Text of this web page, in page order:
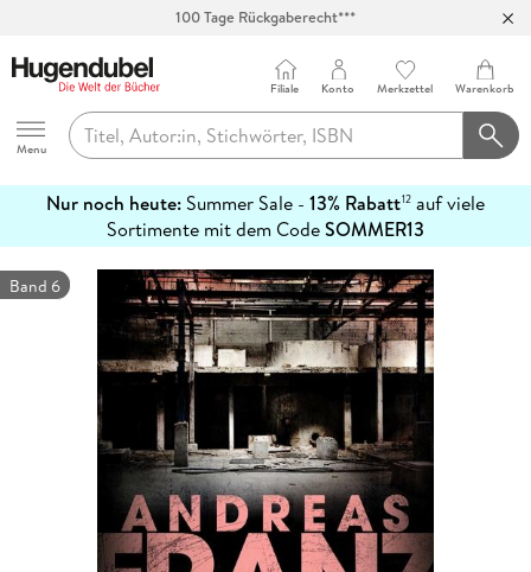
100 Tage Rückgaberecht***
Hugendubel
Menu
Filiale Konto Merkzettel Warenkorb
Nur noch heute: Summer Sale - 13% Rabatt12 auf viele
Sortimente mit dem CodeSOMMER13
erfahren
Band 6